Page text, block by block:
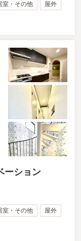
室・その他 屋外
ーション
室・その他 屋外